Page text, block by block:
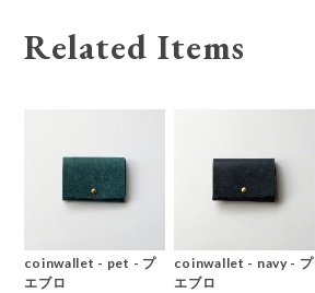
Related Items
coinwallet - pet - プ
エブロ
coinwallet - navy - プ
エブロ